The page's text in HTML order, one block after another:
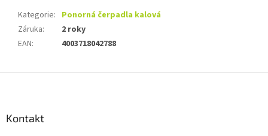
Kategorie: Ponorná čerpadla kalová
Záruka:
2 roky
EAN: 4003718042788
Kontakt